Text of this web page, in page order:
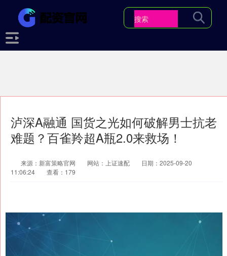
泸深A融通 国货之光如何破解男士抗老
难题？百雀羚超A瓶2.0来救场！
来源：新富策略官网 网站：上证速配
日期：2025-09-20
11:06:24
查看：179